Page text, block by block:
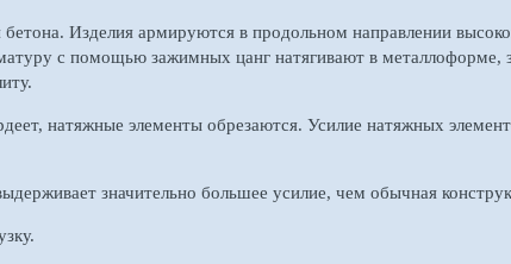
бетона. Изделия армируются в продольном направлении
с помощью зажимных цанг натягивают в металлоформе,
натяжные элементы обрезаются. Усилие натяжных
значительно большее усилие, чем обычная